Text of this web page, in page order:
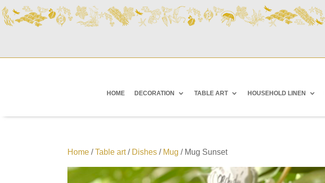
HOME DECORATION TABLE ART HOUSEHOLD LINEN
Home /Table art/ Dishes / Mug / Mug Sunset